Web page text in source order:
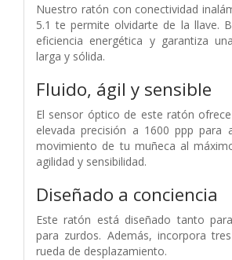
Nuestro ratón con conectividad
5.1 te permite olvidarte de la llave.
eficiencia energética y garantiza
larga y sólida.
Fluido, ágil y sensible
El sensor óptico de este ratón
elevada precisión a 1600 ppp para
movimiento de tu muñeca al
agilidad y sensibilidad.
Diseñado a conciencia
Este ratón está diseñado tanto
para zurdos. Además, incorpora
rueda de desplazamiento.